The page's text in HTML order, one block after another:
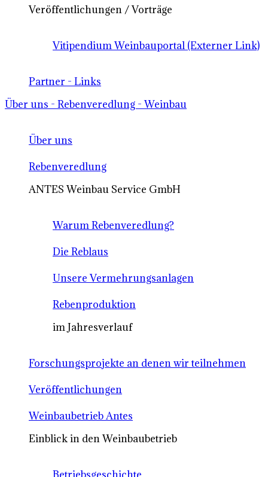
Veröffentlichungen / Vorträge
Vitipendium Weinbauportal (Externer Link)
Partner - Links
Über uns - Rebenveredlung - Weinbau
Über uns
Rebenveredlung
ANTES Weinbau Service GmbH
Warum Rebenveredlung?
Die Reblaus
Unsere Vermehrungsanlagen
Rebenproduktion
im Jahresverlauf
Forschungsprojekte an denen wir teilnehmen
Veröffentlichungen
Weinbaubetrieb Antes
Einblick in den Weinbaubetrieb